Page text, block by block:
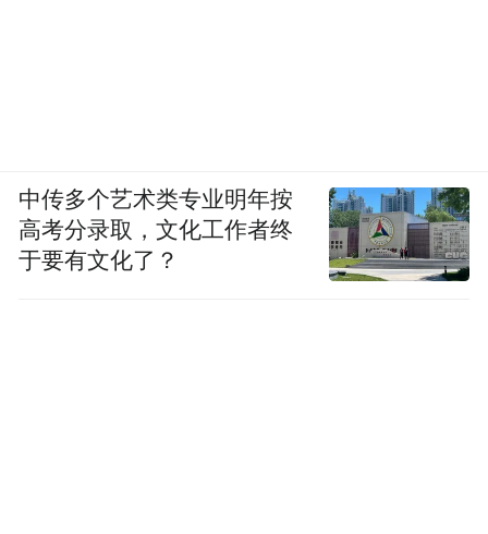
中传多个艺术类专业明年按
高考分录取，文化工作者终
于要有文化了？